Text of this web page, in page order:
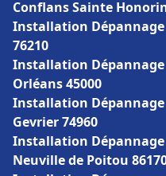
Conflans Sainte
Installation
76210
Installation
Orléans 45000
Installation
Gevrier 74960
Installation
Neuville de Poitou